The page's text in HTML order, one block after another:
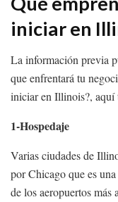
iniciar en
La información previa
que enfrentará tu
iniciar en Illinois?, aquí
1-Hospedaje
Varias ciudades de
por Chicago que es
de los aeropuertos más